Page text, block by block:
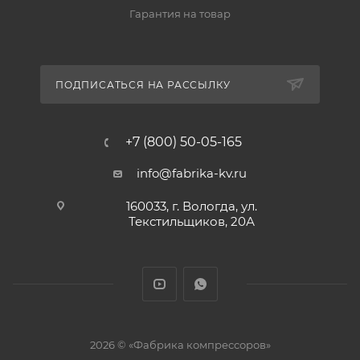
Гарантия на товар
ПОДПИСАТЬСЯ НА РАССЫЛКУ
+7 (800) 50-05-165
info@fabrika-kv.ru
160033, г. Вологда, ул.
Текстильщиков, 20А
2026 © «Фабрика компрессоров»